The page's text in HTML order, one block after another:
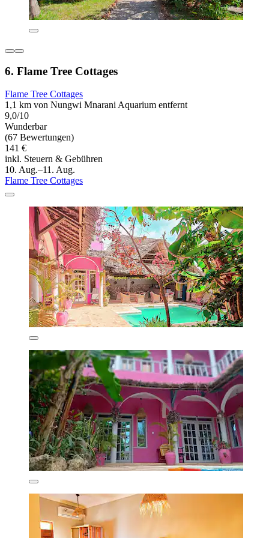
6. Flame Tree Cottages
Flame Tree Cottages
1,1 km von Nungwi Mnarani Aquarium entfernt
9,0/10
Wunderbar
(67 Bewertungen)
141 €
inkl. Steuern & Gebühren
10. Aug.–11. Aug.
Flame Tree Cottages